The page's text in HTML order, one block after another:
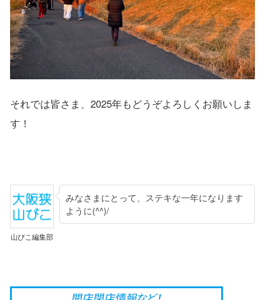
それでは皆さま、2025年もどうぞよろしくお願いしま
す！
山びこ編集部
みなさまにとって、ステキな一年になります
ように(^^)/